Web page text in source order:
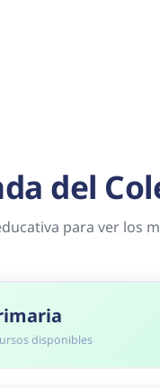
del
para ver los
disponibles